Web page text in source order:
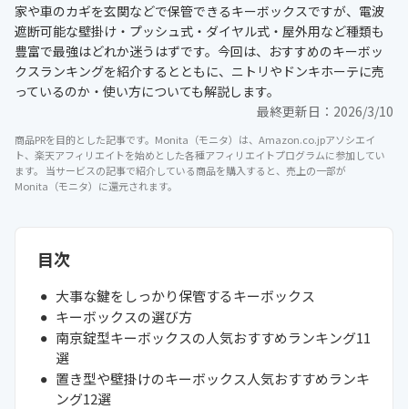
家や車のカギを玄関などで保管できるキーボックスですが、電波
遮断可能な壁掛け・プッシュ式・ダイヤル式・屋外用など種類も
豊富で最強はどれか迷うはずです。今回は、おすすめのキーボッ
クスランキングを紹介するとともに、ニトリやドンキホーテに売
っているのか・使い方についても解説します。
最終更新日： 2026/3/10
商品PRを目的とした記事です。Monita（モニタ）は、Amazon.co.jpアソシエイ
ト、楽天アフィリエイトを始めとした各種アフィリエイトプログラムに参加してい
ます。 当サービスの記事で紹介している商品を購入すると、売上の一部が
Monita（モニタ）に還元されます。
目次
大事な鍵をしっかり保管するキーボックス
キーボックスの選び方
南京錠型キーボックスの人気おすすめランキング11
選
置き型や壁掛けのキーボックス人気おすすめランキ
ング12選